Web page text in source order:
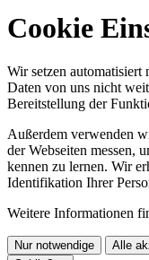
Cookie
Wir setzen automatisiert
Daten von uns nicht
Bereitstellung der
Außerdem verwenden
der Webseiten messen,
kennen zu lernen. Wir
Identifikation Ihrer
Weitere Informationen
Nur notwendige
Alle